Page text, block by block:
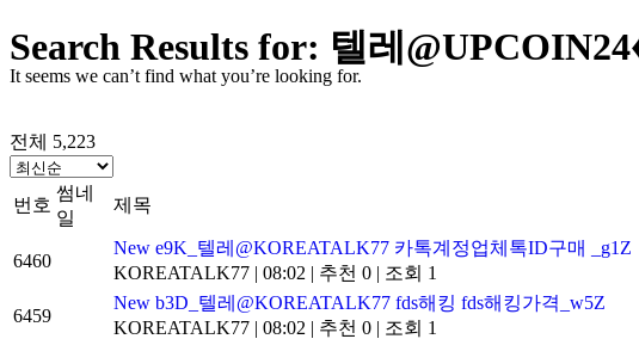
Search Results for: 텔레
It seems we can’t find what you’re looking for.
전체 5,223
번호
썸네
일
제목
6460
New e9K_텔레@KOREATALK77 카톡계정업체톡ID구매 _g1Z
KOREATALK77 | 08:02 | 추천 0 | 조회 1
6459
New b3D_텔레@KOREATALK77 fds해킹 fds해킹가격_w5Z
KOREATALK77 | 08:02 | 추천 0 | 조회 1